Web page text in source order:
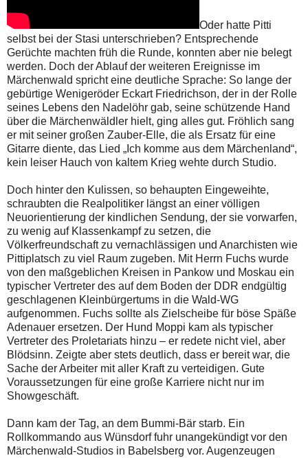
Oder hatte Pitti
selbst bei der Stasi unterschrieben? Entsprechende
Gerüchte machten früh die Runde, konnten aber nie belegt
werden. Doch der Ablauf der weiteren Ereignisse im
Märchenwald spricht eine deutliche Sprache: So lange der
gebürtige Wenigeröder Eckart Friedrichson, der in der Rolle
seines Lebens den Nadelöhr gab, seine schützende Hand
über die Märchenwäldler hielt, ging alles gut. Fröhlich sang
er mit seiner großen Zauber-Elle, die als Ersatz für eine
Gitarre diente, das Lied „Ich komme aus dem Märchenland“,
kein leiser Hauch von kaltem Krieg wehte durch Studio.
Doch hinter den Kulissen, so behaupten Eingeweihte,
schraubten die Realpolitiker längst an einer völligen
Neuorientierung der kindlichen Sendung, der sie vorwarfen,
zu wenig auf Klassenkampf zu setzen, die
Völkerfreundschaft zu vernachlässigen und Anarchisten wie
Pittiplatsch zu viel Raum zugeben. Mit Herrn Fuchs wurde
von den maßgeblichen Kreisen in Pankow und Moskau ein
typischer Vertreter des auf dem Boden der DDR endgültig
geschlagenen Kleinbürgertums in die Wald-WG
aufgenommen. Fuchs sollte als Zielscheibe für böse Späße
Adenauer ersetzen. Der Hund Moppi kam als typischer
Vertreter des Proletariats hinzu – er redete nicht viel, aber
Blödsinn. Zeigte aber stets deutlich, dass er bereit war, die
Sache der Arbeiter mit aller Kraft zu verteidigen. Gute
Voraussetzungen für eine große Karriere nicht nur im
Showgeschäft.
Dann kam der Tag, an dem Bummi-Bär starb. Ein
Rollkommando aus Wünsdorf fuhr unangekündigt vor den
Märchenwald-Studios in Babelsberg vor. Augenzeugen